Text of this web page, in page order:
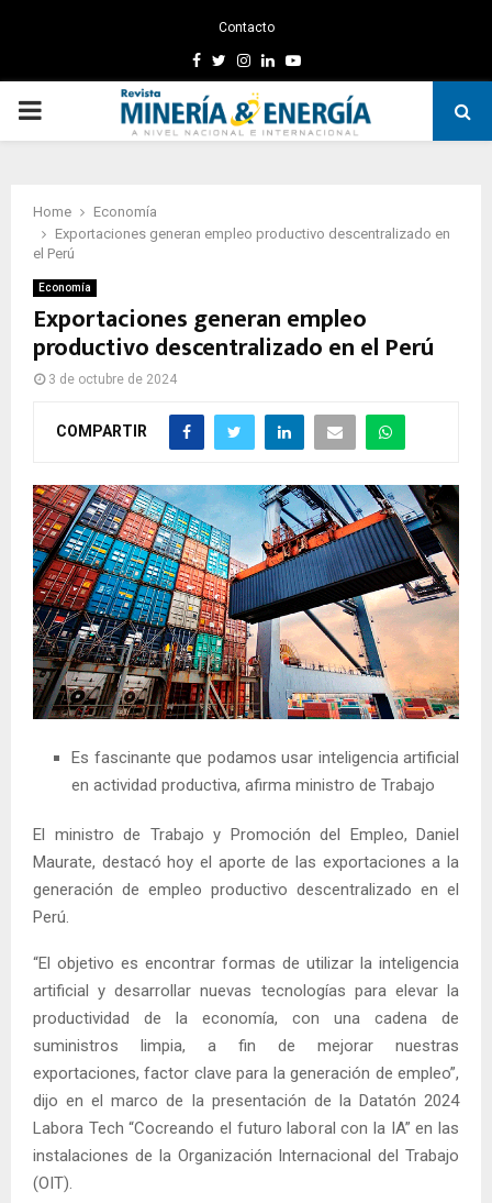
Contacto
Facebook
TwitterInstagram
LinkedinYoutube
PRIMARY
Home
Economía
Exportaciones generan empleo productivo descentralizado en
el Perú
Economía
Exportaciones generan empleo
productivo descentralizado en el Perú
3 de octubre de 2024
COMPARTIR
Es fascinante que podamos usar inteligencia artificial
en actividad productiva, afirma ministro de Trabajo
El ministro de Trabajo y Promoción del Empleo, Daniel
Maurate, destacó hoy el aporte de las exportaciones a la
generación de empleo productivo descentralizado en el
Perú.
“El objetivo es encontrar formas de utilizar la inteligencia
artificial y desarrollar nuevas tecnologías para elevar la
productividad de la economía, con una cadena de
suministros limpia, a fin de mejorar nuestras
exportaciones, factor clave para la generación de empleo”,
dijo en el marco de la presentación de la Datatón 2024
Labora Tech “Cocreando el futuro laboral con la IA” en las
instalaciones de la Organización Internacional del Trabajo
(OIT).